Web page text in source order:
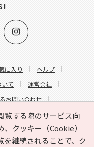
覧する際のサービス向
、クッキー（Cookie）
を継続されることで、ク
に入り
ヘルプ
いて
運営会社
お問い合わせ
い合わせ